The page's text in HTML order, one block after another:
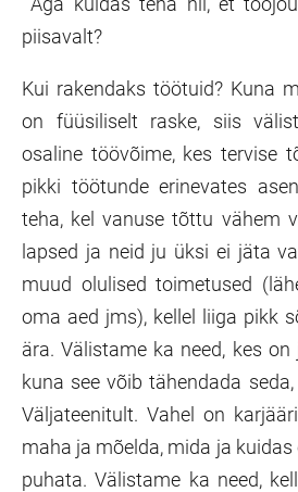
piisavalt?
Kui rakendaks töötuid? Kuna
on füüsiliselt raske, siis
osaline töövõime, kes tervise
pikki töötunde erinevates
teha, kel vanuse tõttu vähem
lapsed ja neid ju üksi ei jäta
muud olulised toimetused
oma aed jms), kellel liiga pikk
ära. Välistame ka need, kes
kuna see võib tähendada
Väljateenitult. Vahel on
maha ja mõelda, mida ja kuidas
puhata. Välistame ka need,